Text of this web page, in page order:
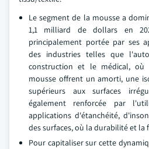
Le segment de la mousse a
1,1 milliard de dollars en
principalement portée par ses
des industries telles que
construction et le médical,
mousse offrent un amorti, une
supérieurs aux surfaces
également renforcée par
applications d'étanchéité,
des surfaces, où la durabilité et
Pour capitaliser sur cette